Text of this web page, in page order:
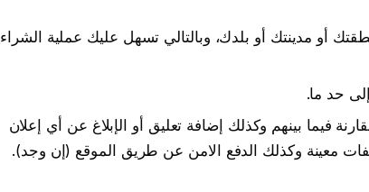
أو مدينتك أو بلدك، وبالتالي تسهل عليك عملية الشراء
حد ما.
فيما بينهم وكذلك إضافة تعليق أو الإبلاغ عن أي إعلان
معينة وكذلك الدفع الامن عن طريق الموقع (إن وجد).